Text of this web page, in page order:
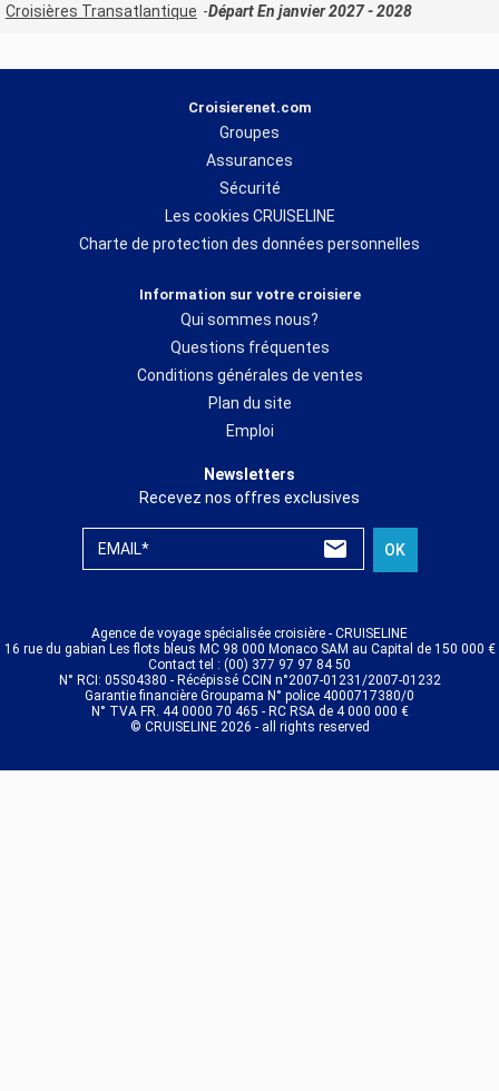
Croisières Transatlantique
Départ En janvier 2027 - 2028
Croisierenet.com
Groupes
Assurances
Sécurité
Les cookies CRUISELINE
Charte de protection des données personnelles
Information sur votre croisiere
Qui sommes nous?
Questions fréquentes
Conditions générales de ventes
Plan du site
Emploi
Newsletters
Recevez nos offres exclusives
EMAIL* OK
Agence de voyage spécialisée croisière - CRUISELINE
16 rue du gabian Les flots bleus MC 98 000 Monaco SAM au Capital de 150 000 €
Contact tel : (00) 377 97 97 84 50
N° RCI: 05S04380 - Récépissé CCIN n°2007-01231/2007-01232
Garantie financière Groupama N° police 4000717380/0
N° TVA FR. 44 0000 70 465 - RC RSA de 4 000 000 €
© CRUISELINE 2026 - all rights reserved